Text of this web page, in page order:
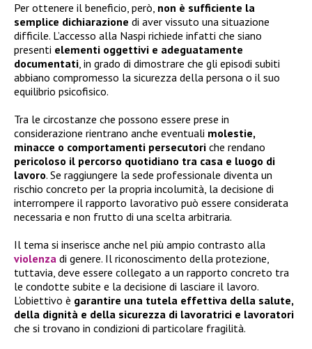
Per ottenere il beneficio, però, non è sufficiente la
semplice dichiarazione di aver vissuto una situazione
difficile. L’accesso alla Naspi richiede infatti che siano
presenti elementi oggettivi e adeguatamente
documentati, in grado di dimostrare che gli episodi subiti
abbiano compromesso la sicurezza della persona o il suo
equilibrio psicofisico.
Tra le circostanze che possono essere prese in
considerazione rientrano anche eventuali molestie,
minacce o comportamenti persecutori che rendano
pericoloso il percorso quotidiano tra casa e luogo di
lavoro. Se raggiungere la sede professionale diventa un
rischio concreto per la propria incolumità, la decisione di
interrompere il rapporto lavorativo può essere considerata
necessaria e non frutto di una scelta arbitraria.
Il tema si inserisce anche nel più ampio contrasto alla
violenza di genere. Il riconoscimento della protezione,
tuttavia, deve essere collegato a un rapporto concreto tra
le condotte subite e la decisione di lasciare il lavoro.
L’obiettivo è garantire una tutela effettiva della salute,
della dignità e della sicurezza di lavoratrici e lavoratori
che si trovano in condizioni di particolare fragilità.